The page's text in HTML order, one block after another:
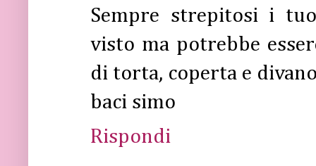
Sempre strepitosi i
visto ma potrebbe
di torta, coperta e
baci simo
Rispondi